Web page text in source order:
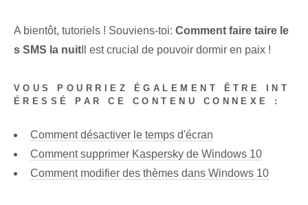
A bientôt, tutoriels ! Souviens-toi: Comment faire taire le
s SMS la nuit Il est crucial de pouvoir dormir en paix !
VOUS POURRIEZ ÉGALEMENT ÊTRE INT
ÉRESSÉ PAR CE CONTENU CONNEXE :
Comment désactiver le temps d'écran
Comment supprimer Kaspersky de Windows 10
Comment modifier des thèmes dans Windows 10